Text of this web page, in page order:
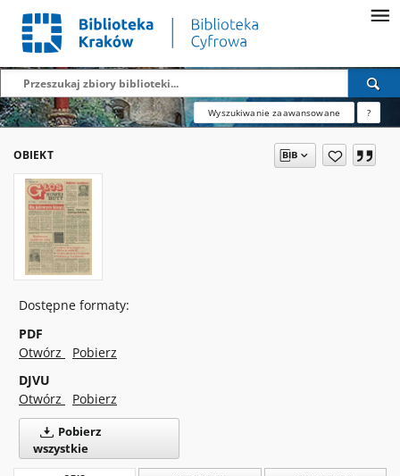
Wyszukiwanie zaawansowane ?
OBIEKT
Dostępne formaty:
PDF
Otwórz
Pobierz
DJVU
Otwórz
Pobierz
Pobierz
wszystkie